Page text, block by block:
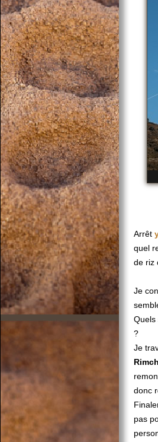
Arrêt
quel
de riz
Je
Quels
?
Je
donc
pas